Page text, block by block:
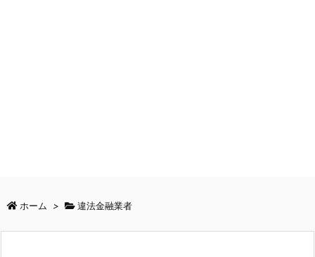
ホーム > 違法金融業者